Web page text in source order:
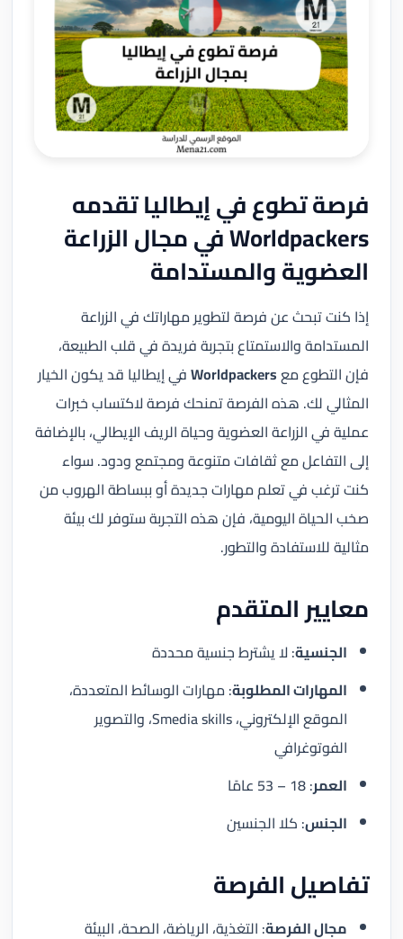
فرصة تطوع في إيطاليا تقدمه
Worldpackers في مجال الزراعة
العضوية والمستدامة
إذا كنت تبحث عن فرصة لتطوير مهاراتك في الزراعة
المستدامة والاستمتاع بتجربة فريدة في قلب الطبيعة،
فإن التطوع معWorldpackersفي إيطاليا قد يكون الخيار
المثالي لك. هذه الفرصة تمنحك فرصة لاكتساب خبرات
عملية في الزراعة العضوية وحياة الريف الإيطالي، بالإضافة
إلى التفاعل مع ثقافات متنوعة ومجتمع ودود. سواء
كنت ترغب في تعلم مهارات جديدة أو ببساطة الهروب من
صخب الحياة اليومية، فإن هذه التجربة ستوفر لك بيئة
مثالية للاستفادة والتطور.
معايير المتقدم
الجنسية: لا يشترط جنسية محددة
المهارات المطلوبة: مهارات الوسائط المتعددة،
الموقع الإلكتروني، Smedia skills، والتصوير
الفوتوغرافي
العمر: 18 – 53 عامًا
الجنس: كلا الجنسين
تفاصيل الفرصة
مجال الفرصة: التغذية، الرياضة، الصحة، البيئة